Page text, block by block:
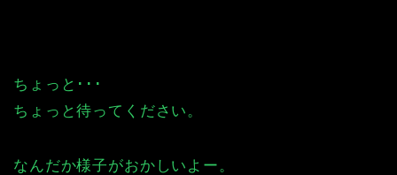
ちょっと･･･
ちょっと待ってください。
なんだか様子がおかしいよー。